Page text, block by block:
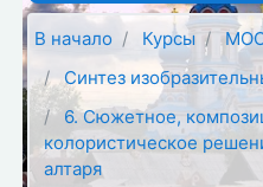
В начало Курсы
Синтез
6. Сюжетное,
колористическое
алтаря